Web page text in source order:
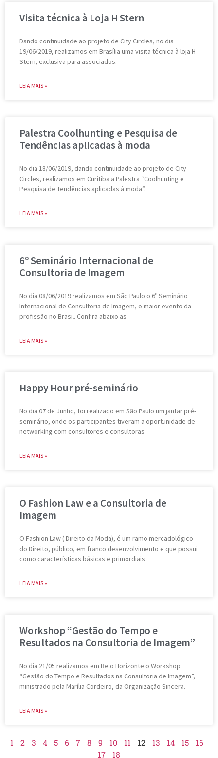
Visita técnica à Loja H Stern
Dando continuidade ao projeto de City Circles, no dia
19/06/2019, realizamos em Brasília uma visita técnica à loja H
Stern, exclusiva para associados.
LEIA MAIS »
Palestra Coolhunting e Pesquisa de
Tendências aplicadas à moda
No dia 18/06/2019, dando continuidade ao projeto de City
Circles, realizamos em Curitiba a Palestra “Coolhunting e
Pesquisa de Tendências aplicadas à moda”.
LEIA MAIS »
6º Seminário Internacional de
Consultoria de Imagem
No dia 08/06/2019 realizamos em São Paulo o 6º Seminário
Internacional de Consultoria de Imagem, o maior evento da
profissão no Brasil. Confira abaixo as
LEIA MAIS »
Happy Hour pré-seminário
No dia 07 de Junho, foi realizado em São Paulo um jantar pré-
seminário, onde os participantes tiveram a oportunidade de
networking com consultores e consultoras
LEIA MAIS »
O Fashion Law e a Consultoria de
Imagem
O Fashion Law ( Direito da Moda), é um ramo mercadológico
do Direito, público, em franco desenvolvimento e que possui
como características básicas e primordiais
LEIA MAIS »
Workshop “Gestão do Tempo e
Resultados na Consultoria de Imagem”
No dia 21/05 realizamos em Belo Horizonte o Workshop
“Gestão do Tempo e Resultados na Consultoria de Imagem”,
ministrado pela Marília Cordeiro, da Organização Sincera.
LEIA MAIS »
1 2 3 4 5 6 7 8 9 10 11 12 13 14 15
16
17
18